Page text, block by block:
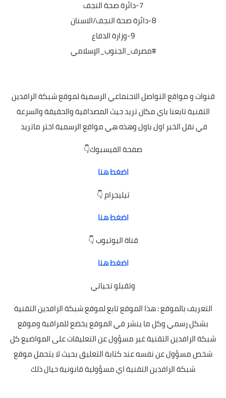
7-دائرة صحة النجف
8-دائرة صحة النجف/الاسنان
9-وزارة الدفاع
#مصرف_الجنوب_الإسلامي
قنواتو مواقع التواصل الاجتماعي الرسمية لموقع شبكة الرافدين
التقنية تابعنا باي مكان تريد حيث المصداقية والحقيقة والسرعة
في نقل الخبر اول باول وهذه هي مواقع الرسمية اختر ماتريد
صفحة الفيسبوك👇
اضغط هنا
تيليجرام 👇
اضغط هنا
قناة اليوتيوب 👇
اضغط هنا
وتقبلو تحياتي
التعريف بالموقع : هذا الموقع تابع لموقع شبكة الرافدين التقنية
بشكل رسمي وكل ما ينشر في الموقع يخضع للمراقبة وموقع
شبكة الرافدين التقنية غير مسؤول عن التعليقات على المواضيع كل
شخص مسؤول عن نفسه عند كتابة التعليق بحيث لا يتحمل موقع
شبكة الرافدين التقنية اي مسؤولية قانونية حيال ذلك